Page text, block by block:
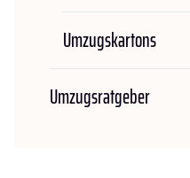
Umzugskartons
Umzugsratgeber